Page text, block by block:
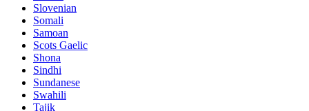
Slovenian
Somali
Samoan
Scots Gaelic
Shona
Sindhi
Sundanese
Swahili
Tajik